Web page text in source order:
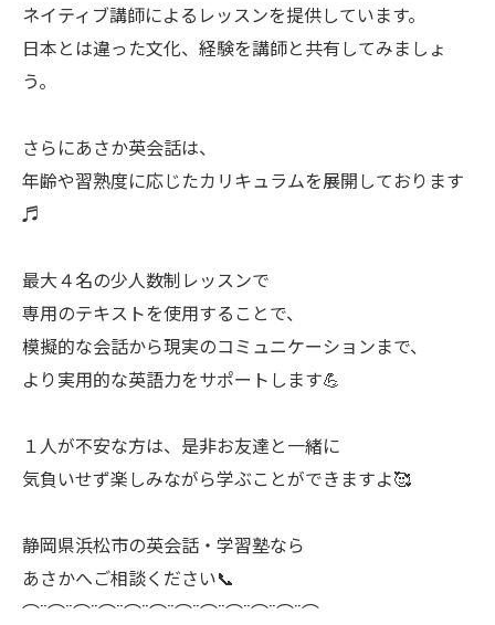
ネイティブ講師によるレッスンを提供しています。
日本とは違った文化、経験を講師と共有してみましょ
う。
さらにあさか英会話は、
年齢や習熟度に応じたカリキュラムを展開しております
♬
最大４名の少人数制レッスンで
専用のテキストを使用することで、
模擬的な会話から現実のコミュニケーションまで、
より実用的な英語力をサポートします💪
１人が不安な方は、是非お友達と一緒に
気負いせず楽しみながら学ぶことができますよ🥰
静岡県浜松市の英会話・学習塾なら
あさかへご相談ください📞
⌒¨⌒¨⌒¨⌒¨⌒¨⌒¨⌒¨⌒¨⌒¨⌒¨⌒¨⌒